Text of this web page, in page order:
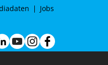
Jobs